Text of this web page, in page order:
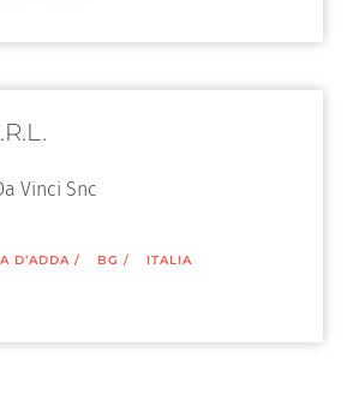
Vinci Snc
D’ADDA / BG / ITALIA